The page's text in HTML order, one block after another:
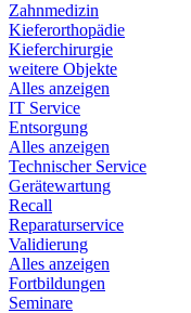
Zahnmedizin
Kieferorthopädie
Kieferchirurgie
weitere Objekte
Alles anzeigen
IT Service
Entsorgung
Alles anzeigen
Technischer Service
Gerätewartung
Recall
Reparaturservice
Validierung
Alles anzeigen
Fortbildungen
Seminare